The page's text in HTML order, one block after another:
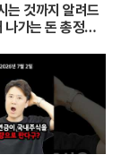
는 것까지 알려드
나가는 돈 총정리